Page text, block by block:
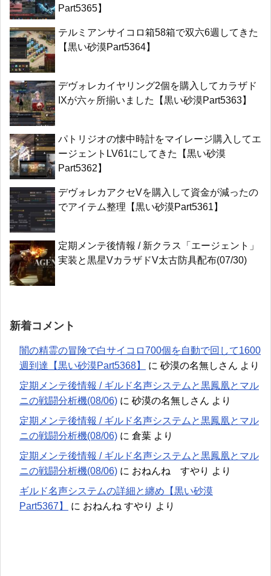
Part5365】
テルミアンサイコロ箱58箱で双六6週してきた
【黒い砂漠Part5364】
デヴォレカイヤリング2個を購入してカラザド
IXが六ヶ所揃いました【黒い砂漠Part5363】
パトリジオの懐中時計をマイレージ購入してエ
ージェントLV61にしてきた【黒い砂漠
Part5362】
デヴォレカアクセVを購入して資金が減ったの
でアイテム整理【黒い砂漠Part5361】
定期メンテ後情報 / 新クラス「エージェント」
実装と黒星VカラザドV太古防具配布(07/30)
新着コメント
闇の精霊の冒険で白サイコロ700個を自動で回して1600
週到達【黒い砂漠Part5368】
に 砂漠の名無しさん より
定期メンテ後情報 / ギルド名声システムと黒鳳凰とマル
ニの戦闘分析機(08/06) に 砂漠の名無しさん より
定期メンテ後情報 / ギルド名声システムと黒鳳凰とマル
ニの戦闘分析機(08/06) に 倉葉 より
定期メンテ後情報 / ギルド名声システムと黒鳳凰とマル
ニの戦闘分析機(08/06) に おねんね すやり より
ギルド名声システムの詳細と纏め【黒い砂漠
Part5367】
に おねんね すやり より